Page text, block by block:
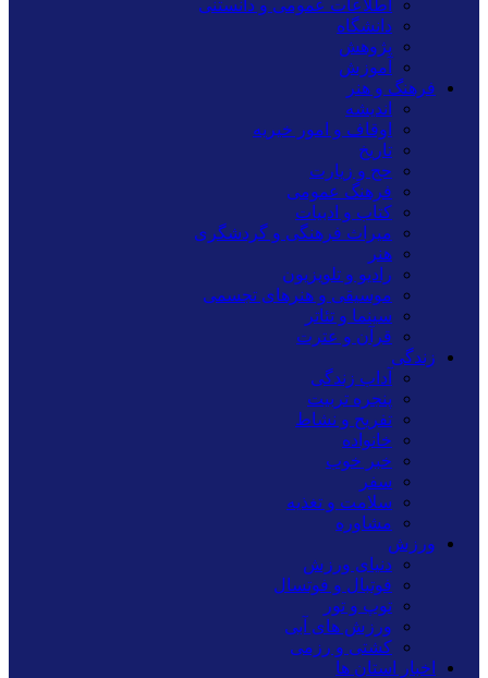
اطلاعات عمومی و دانستنی
دانشگاه
پژوهش
آموزش
فرهنگ و هنر
اندیشه
اوقاف و امور خیریه
تاریخ
حج و زیارت
فرهنگ عمومی
کتاب و ادبیات
میراث فرهنگی و گردشگری
هنر
رادیو و تلویزیون
موسیقی و هنرهای تجسمی
سینما و تئاتر
قرآن و عترت
زندگی
آداب زندگی
پنجره تربیت
تفریح و نشاط
خانواده
خبر خوب
سفر
سلامت و تغذیه
مشاوره
ورزش
دنیای ورزش
فوتبال و فوتسال
توپ و تور
ورزش های آبی
کشتی و رزمی
اخبار استان ها